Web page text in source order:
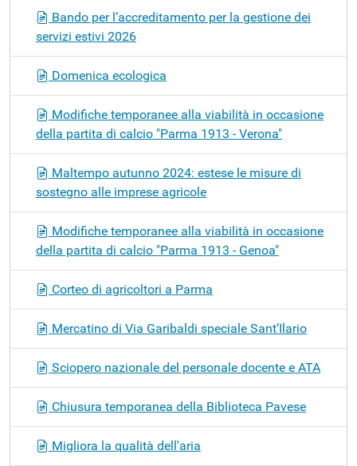
Bando per l’accreditamento per la gestione dei
servizi estivi 2026
Domenica ecologica
Modifiche temporanee alla viabilità in occasione
della partita di calcio "Parma 1913 - Verona"
Maltempo autunno 2024: estese le misure di
sostegno alle imprese agricole
Modifiche temporanee alla viabilità in occasione
della partita di calcio "Parma 1913 - Genoa"
Corteo di agricoltori a Parma
Mercatino di Via Garibaldi speciale Sant’Ilario
Sciopero nazionale del personale docente e ATA
Chiusura temporanea della Biblioteca Pavese
Migliora la qualità dell'aria